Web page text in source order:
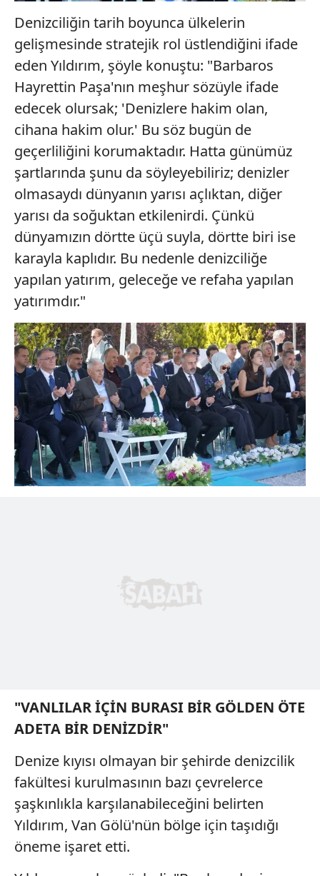
Denizciliğin tarih boyunca ülkelerin
gelişmesinde stratejik rol üstlendiğini ifade
eden Yıldırım, şöyle konuştu: "Barbaros
Hayrettin Paşa'nın meşhur sözüyle ifade
edecek olursak; 'Denizlere hakim olan,
cihana hakim olur.' Bu söz bugün de
geçerliliğini korumaktadır. Hatta günümüz
şartlarında şunu da söyleyebiliriz; denizler
olmasaydı dünyanın yarısı açlıktan, diğer
yarısı da soğuktan etkilenirdi. Çünkü
dünyamızın dörtte üçü suyla, dörtte biri ise
karayla kaplıdır. Bu nedenle denizciliğe
yapılan yatırım, geleceğe ve refaha yapılan
yatırımdır."
"VANLILAR İÇİN BURASI BİR GÖLDEN ÖTE
ADETA BİR DENİZDİR"
Denize kıyısı olmayan bir şehirde denizcilik
fakültesi kurulmasının bazı çevrelerce
şaşkınlıkla karşılanabileceğini belirten
Yıldırım, Van Gölü'nün bölge için taşıdığı
öneme işaret etti.